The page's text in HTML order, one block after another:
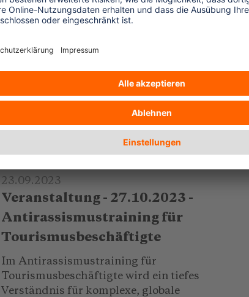
Voluntourismus
Ausbeutung und sexuellen Missbrauch von
Kindern im Tourismus.
23.09.2023
Veranstaltung - 27.10.2023 -
Antirassismustraining für
Tourismusbeschäftigte
Im Antirassismustraining für
Tourismusbeschäftigte wird ein tiefes
Verständnis für komplexe, globale